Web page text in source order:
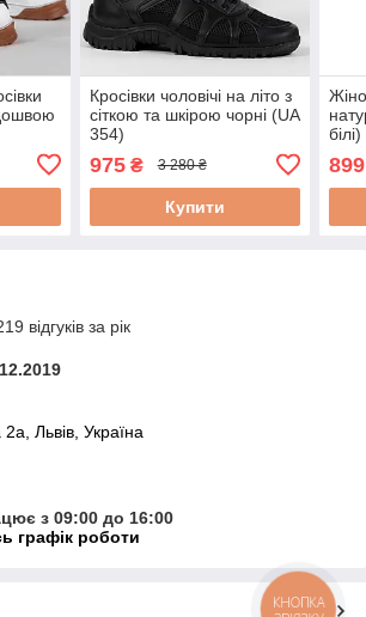
Кросівки чоловічі на літо з
сіткою та шкірою чорні (UA
354)
975₴ 3 280 ₴
Купити
білі)
899
відгуків за рік
2а, Львів, Україна
з 09:00 до 16:00
графік роботи
КНОПКА